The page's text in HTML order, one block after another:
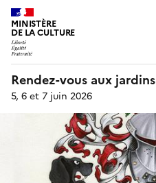
MINISTÈRE
DE LA CULTURE
Rendez-vous aux jardins
5, 6 et 7 juin 2026